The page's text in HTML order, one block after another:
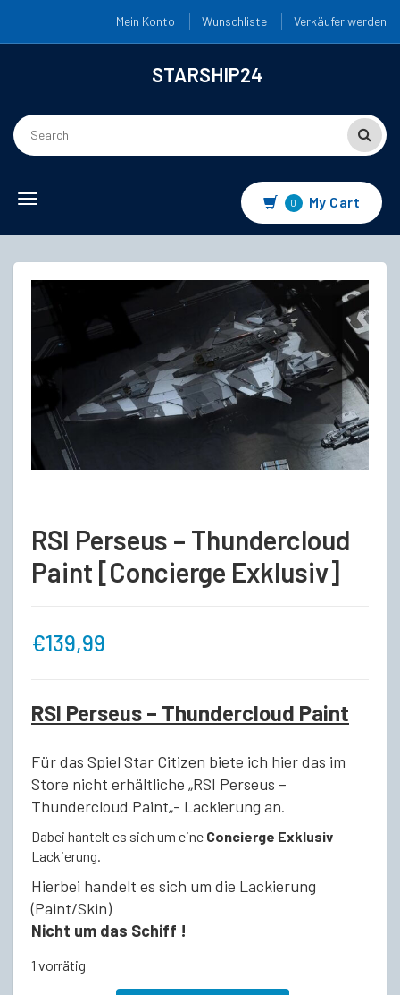
Mein Konto Wunschliste Verkäufer werden
STARSHIP24
Toggle
0 My Cart
RSI Perseus – Thundercloud
Paint [Concierge Exklusiv]
€139,99
RSI Perseus – Thundercloud Paint
Für das Spiel Star Citizen biete ich hier das im
Store nicht erhältliche „RSI Perseus –
Thundercloud Paint„- Lackierung an.
Dabei hantelt es sich um eine Concierge Exklusiv
Lackierung.
Hierbei handelt es sich um die Lackierung
(Paint/Skin)
Nicht um das Schiff !
1 vorrätig